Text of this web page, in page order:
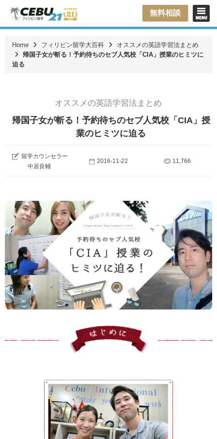
無料相談
Home フィリピン留学大百科
オススメの英語学習法まとめ
帰国子女が斬る！予約待ちのセブ人気校「CIA」授業のヒミツに
迫る
オススメの英語学習法まとめ
帰国子女が斬る！予約待ちのセブ人気校「CIA」授
業のヒミツに迫る
留学カウンセラー
中居良輔
2016-11-22 11,766